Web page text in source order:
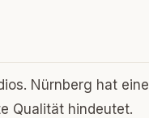
Nürnberg hat eine
Qualität hindeutet.